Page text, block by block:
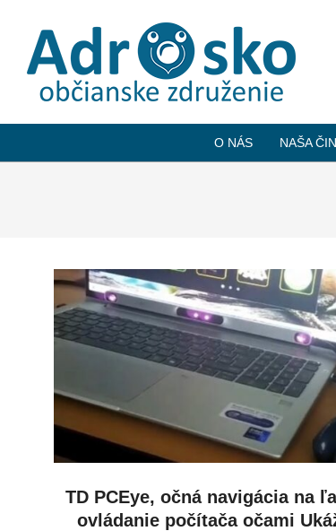
OBČIANSKE
O NÁS NAŠA
TD PCEye, očná navigácia na
ovládanie počítača očami